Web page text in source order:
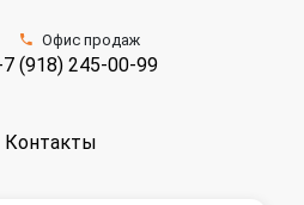
Офис продаж
(918) 245-00-99
Контакты